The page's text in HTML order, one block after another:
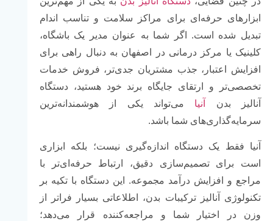
ابزارهای حرفه‌ای برای مراکز سلامت و تناسب اندام
تبدیل شده است. اگر شما به عنوان مدیر یک باشگاه،
کلینیک یا مرکز درمانی در اصفهان به دنبال راهی برای
افزایش اعتبار، جذب مشتریان جدی‌تر، فروش خدمات
تخصصی‌تر و ارتقای جایگاه برند خود هستید، دستگاه
آنالیز بدن
آنیا می‌تواند یکی از هوشمندانه‌ترین
سرمایه‌گذاری‌های شما باشد.
آنیا فقط یک دستگاه اندازه‌گیری نیست؛ بلکه ابزاری
است برای تصمیم‌سازی دقیق، ارتباط حرفه‌ای‌تر با
مراجع و افزایش درآمد مجموعه. این دستگاه با تکیه بر
تکنولوژی آنالیز ترکیبات بدن، اطلاعاتی بسیار فراتر از
وزن در اختیار شما و مراجعه‌کننده قرار می‌دهد؛